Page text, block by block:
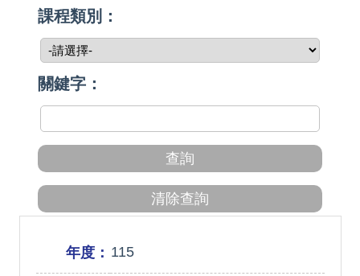
課程類別：
關鍵字：
年度： 115